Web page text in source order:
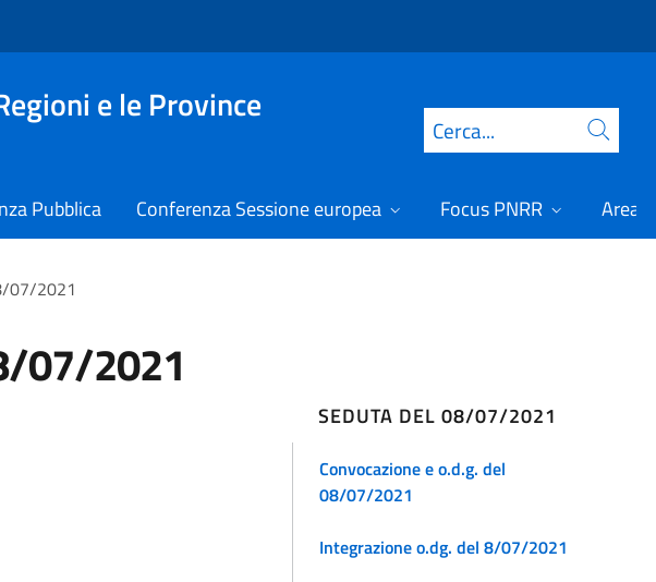
e le Province
Cerca
Pubblica Conferenza Sessione europea Focus PNRR Area
07/2021
07/2021
SEDUTA DEL 08/07/2021
Convocazione e o.d.g. del
08/07/2021
Integrazione o.dg. del 8/07/2021